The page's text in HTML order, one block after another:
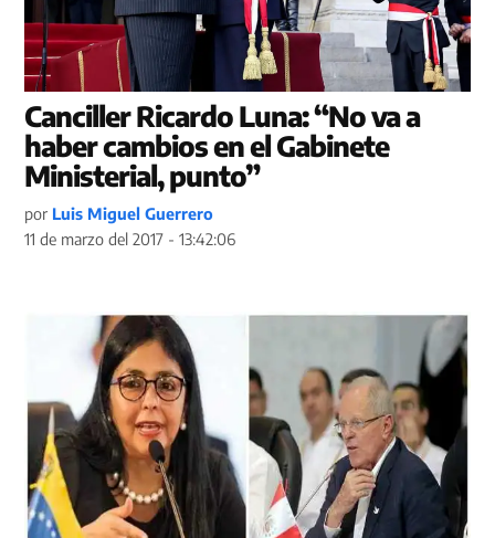
Canciller Ricardo Luna: “No va a
haber cambios en el Gabinete
Ministerial, punto”
por Luis Miguel Guerrero
11 de marzo del 2017 - 13:42:06